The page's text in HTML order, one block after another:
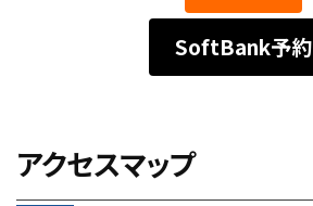
SoftBank予約
アクセスマップ